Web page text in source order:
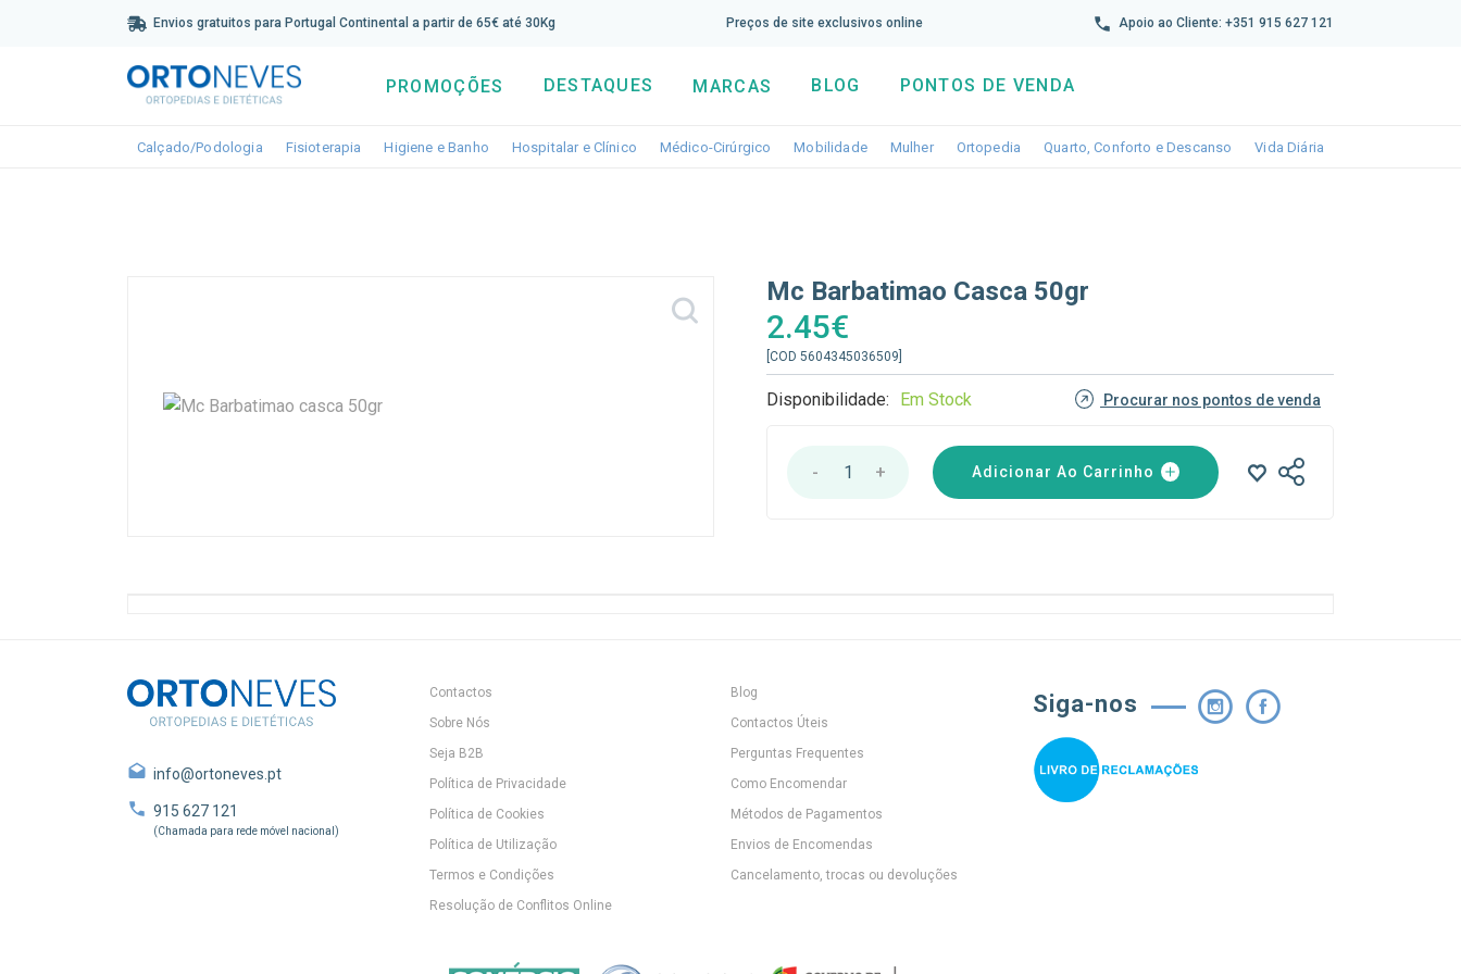
Envios gratuitos para Portugal Continental a partir de 65€ até 30Kg Preços de site exclusivos online Apoio ao Cliente: +351 915 627 121
PROMOÇÕES DESTAQUES MARCAS BLOG PONTOS DE VENDA
Calçado/Podologia Toggle dropdown
Fisioterapia Toggle dropdown
Higiene e Banho Toggle dropdown
Hospitalar e Clínico Toggle dropdown
Médico-Cirúrgico Toggle dropdown
Mobilidade Toggle dropdown
Mulher Toggle dropdown
Ortopedia Toggle dropdown
Quarto, Conforto e Descanso Toggle dropdown
Vida Diária
Subscreva aqui a nossa newsletter e tenha 5% de desconto direto
Mc Barbatimao Casca 50gr
2.45€
[COD 5604345036509]
Disponibilidade: Em Stock Procurar nos pontos de venda
- 1 + Adicionar Ao Carrinho
info@ortoneves.pt
915 627 121
(Chamada para rede móvel nacional)
Contactos
Sobre Nós
Seja B2B
Política de Privacidade
Política de Cookies
Política de Utilização
Termos e Condições
Resolução de Conflitos Online
Blog
Contactos Úteis
Perguntas Frequentes
Como Encomendar
Métodos de Pagamentos
Envios de Encomendas
Cancelamento, trocas ou devoluções
Siga-nos